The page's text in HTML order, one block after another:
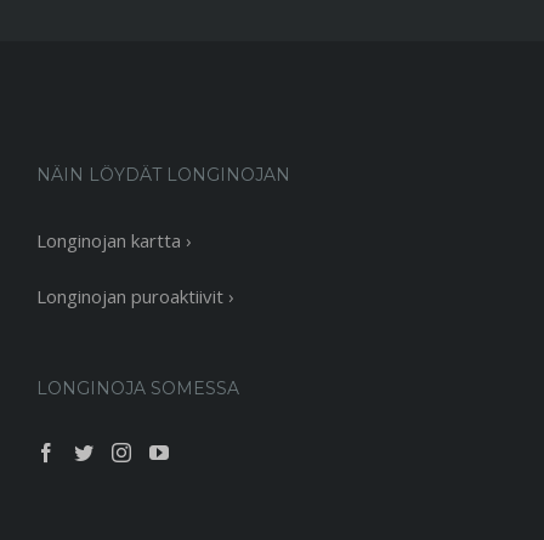
NÄIN LÖYDÄT LONGINOJAN
Longinojan kartta ›
Longinojan puroaktiivit ›
LONGINOJA SOMESSA